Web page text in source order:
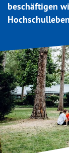
beschäftigen